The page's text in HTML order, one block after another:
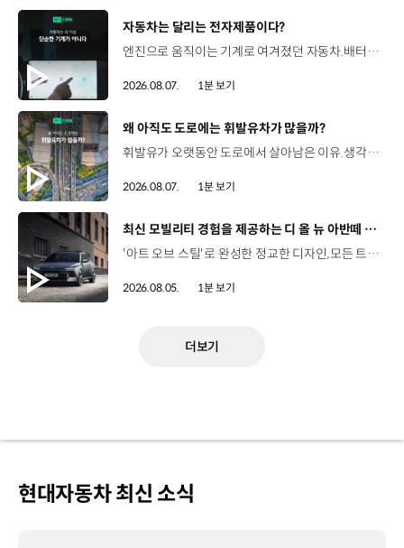
[동영상]
자동차는 달리는 전자제품이다?
엔진으로 움직이는 기계로 여겨졌던 자동차.배터리와 소프트웨어를 통해 어떻게 바뀌고 있을까요? 현대진행형 팟캐스트 EP.21에서 확인하세요.📻 #현대자동차그룹 #현대진행형 #모빌리티팟캐스트 #SDV #전기차 #연료 #미래모빌리티 #모빌리티
2026.08.07. 1분 보기
[동영상]
왜 아직도 도로에는 휘발유차가 많을까?
휘발유가 오랫동안 도로에서 살아남은 이유.생각보다 강력한 장점이 있었습니다. 현대진행형 팟캐스트 EP.21에서 확인하세요.📻 #현대자동차그룹 #현대진행형 #모빌리티팟캐스트 #휘발유 #내연기관 #연료 #미래모빌리티 #모빌리티
2026.08.07. 1분 보기
[동영상]
최신 모빌리티 경험을 제공하는 디 올 뉴 아반떼 계약 개시
'아트 오브 스틸'로 완성한 정교한 디자인,모든 트림에 적용된 플레오스 커넥트와 최신 안전·편의 사양까지. 차급 이상의 가치를 담은디 올 뉴 아반떼가 계약을 시작했습니다. #현대자동차 #디올뉴아반떼 #아반떼 #플레오스커넥트 #GleoAI #준중형세단 #세단
2026.08.05. 1분 보기
더보기
현대자동차 최신 소식